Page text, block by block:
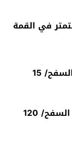
تغلي إمي نولاون: 10 سنتمتر في السفح/ 15
أمزري إمي نولاون: 75 سنتمتر في السفح/ 120